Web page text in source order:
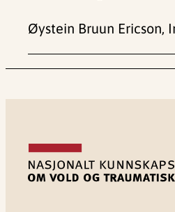
Øystein Bruun Ericson,